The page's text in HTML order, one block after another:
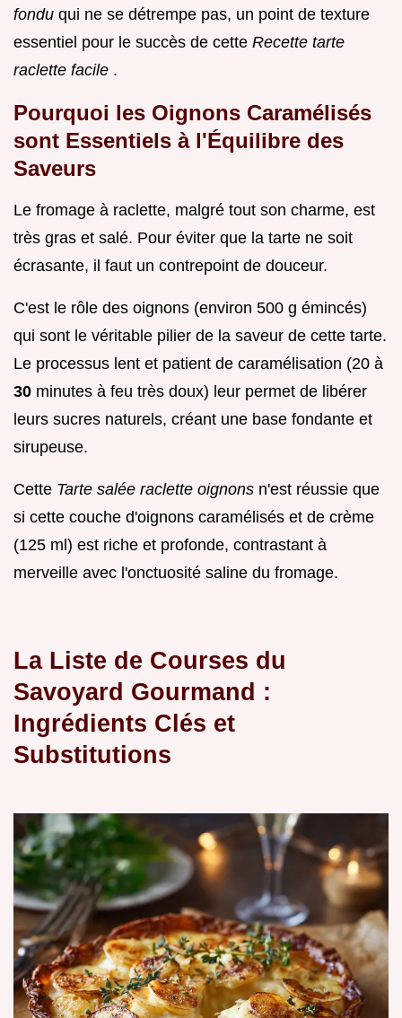
fondu qui ne se détrempe pas, un point de texture
essentiel pour le succès de cette Recette tarte
raclette facile .
Pourquoi les Oignons Caramélisés
sont Essentiels à l'Équilibre des
Saveurs
Le fromage à raclette, malgré tout son charme, est
très gras et salé. Pour éviter que la tarte ne soit
écrasante, il faut un contrepoint de douceur.
C'est le rôle des oignons (environ 500 g émincés)
qui sont le véritable pilier de la saveur de cette tarte.
Le processus lent et patient de caramélisation (20 à
30 minutes à feu très doux) leur permet de libérer
leurs sucres naturels, créant une base fondante et
sirupeuse.
Cette Tarte salée raclette oignons n'est réussie que
si cette couche d'oignons caramélisés et de crème
(125 ml) est riche et profonde, contrastant à
merveille avec l'onctuosité saline du fromage.
La Liste de Courses du
Savoyard Gourmand :
Ingrédients Clés et
Substitutions